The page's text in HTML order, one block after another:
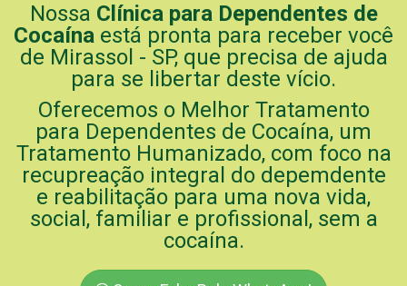
Nossa Clínica para Dependentes de
Cocaína está pronta para receber você
de Mirassol - SP, que precisa de ajuda
para se libertar deste vício.
Oferecemos o Melhor Tratamento
para Dependentes de Cocaína, um
Tratamento Humanizado, com foco na
recupreação integral do depemdente
e reabilitação para uma nova vida,
social, familiar e profissional, sem a
cocaína.